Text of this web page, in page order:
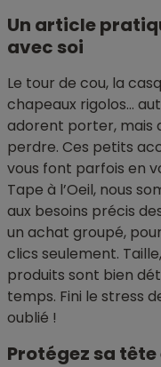
Un article
avec soi
Le tour de cou, la
chapeaux rigolos…
adorent porter, mais
perdre. Ces petits
vous font parfois en
Tape à l’Oeil, nous
aux besoins précis
un achat groupé,
clics seulement.
produits sont bien
temps. Fini le stress
oublié !
Protégez sa